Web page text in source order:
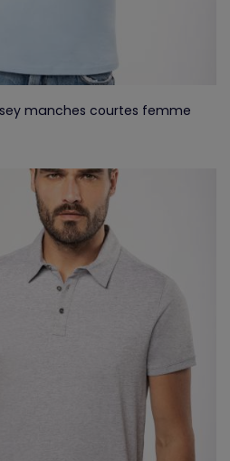
manches courtes femme